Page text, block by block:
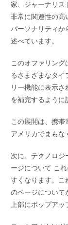
家、ジャーナリス
非常に関連性の高
パーソナリティか
述べています。
このオファリン
るさまざまなタ
リー機能に表示
を補完するように
この展開は、携
アメリカでまもな
次に、テクノロ
ージについて こ
すくなります。こ
のページについて
上部にポップアッ